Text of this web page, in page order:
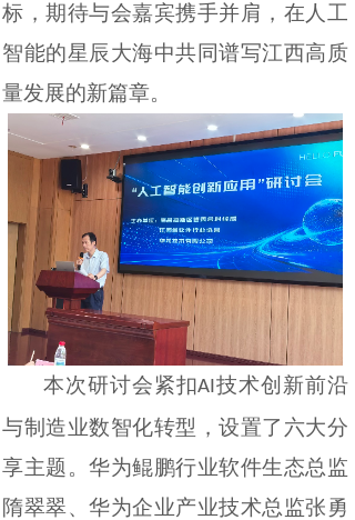
标，期待与会嘉宾携手并肩，在人工
智能的星辰大海中共同谱写江西高质
量发展的新篇章。
本次研讨会紧扣AI技术创新前沿
与制造业数智化转型，设置了六大分
享主题。华为鲲鹏行业软件生态总监
隋翠翠、华为企业产业技术总监张勇